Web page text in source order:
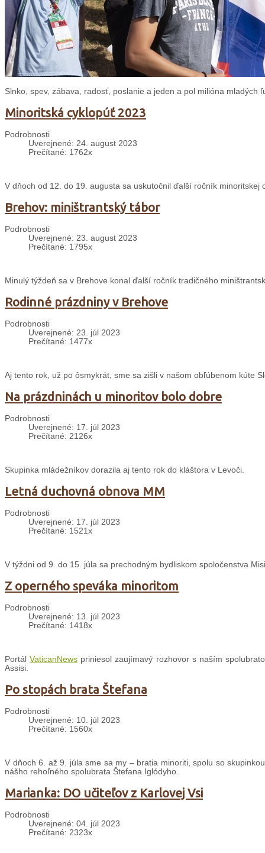
Slnko, spev, zábava, radosť, poslanie a jeden a pol milióna
Minoritská cyklopúť 2023
Podrobnosti
Uverejnené: 24. august 2023
Prečítané: 1762x
V dňoch od 12. do 19. augusta sa uskutočnil ďalší ročník minoritskej
Brehov: miništrantský tábor
Podrobnosti
Uverejnené: 23. august 2023
Prečítané: 1795x
Minulý týždeň sa v Brehove konal ďalší ročník tradičného
Rodinné prázdniny v Brehove
Podrobnosti
Uverejnené: 23. júl 2023
Prečítané: 1477x
Aj tento rok, už po ôsmykrát, sme sa zišli v našom obľúbenom kúte
Na prázdninách u minoritov bolo dobre
Podrobnosti
Uverejnené: 17. júl 2023
Prečítané: 2126x
Skupinka mládežníkov dorazila aj tento rok do kláštora v Levoči.
Letná duchovná obnova MM
Podrobnosti
Uverejnené: 17. júl 2023
Prečítané: 1521x
V týždni od 9. do 15. júla sa prechodným bydliskom spoločenstva
Z operného speváka minoritom
Podrobnosti
Uverejnené: 13. júl 2023
Prečítané: 1418x
PortálVaticanNews priniesol zaujímavý rozhovor s naším
Assisi.
Po stopách brata Štefana
Podrobnosti
Uverejnené: 10. júl 2023
Prečítané: 1560x
V dňoch 6. až 9. júla sme sa my – bratia minoriti, spolu so
nášho rehoľného spolubrata Štefana Iglódyho.
Marianka: DO učiteľov z Karlovej Vsi
Podrobnosti
Uverejnené: 04. júl 2023
Prečítané: 2323x